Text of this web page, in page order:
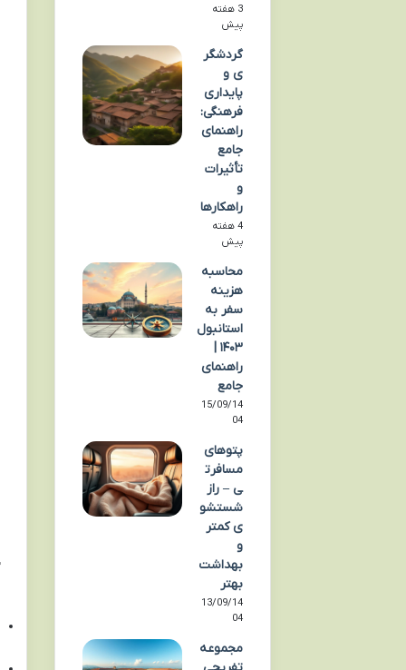
3 هفته
پیش
گردشگر
ی و
پایداری
فرهنگی:
راهنمای
جامع
تأثیرات
و
راهکارها
4 هفته
پیش
محاسبه
هزینه
سفر به
استانبول
۱۴۰۳ |
راهنمای
جامع
15/09/14
04
پتوهای
مسافرت
ی – راز
شستشو
ی کمتر
و
بهداشت
بهتر
13/09/14
04
مجموعه